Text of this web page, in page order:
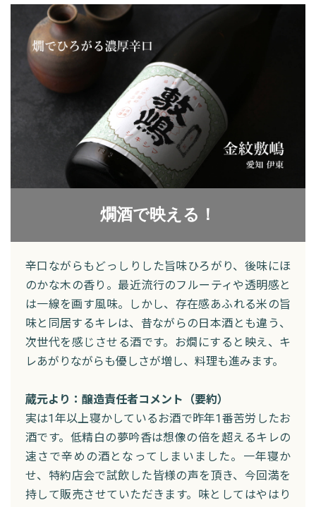
燗酒で映える！
辛口ながらもどっしりした旨味ひろがり、後味にほ
のかな木の香り。最近流行のフルーティや透明感と
は一線を画す風味。しかし、存在感あふれる米の旨
味と同居するキレは、昔ながらの日本酒とも違う、
次世代を感じさせる酒です。お燗にすると映え、キ
レあがりながらも優しさが増し、料理も進みます。
蔵元より：醸造責任者コメント（要約）
実は1年以上寝かしているお酒で昨年1番苦労したお
酒です。低精白の夢吟香は想像の倍を超えるキレの
速さで辛めの酒となってしまいました。一年寝か
せ、特約店会で試飲した皆様の声を頂き、今回満を
持して販売させていただきます。味としてはやはり